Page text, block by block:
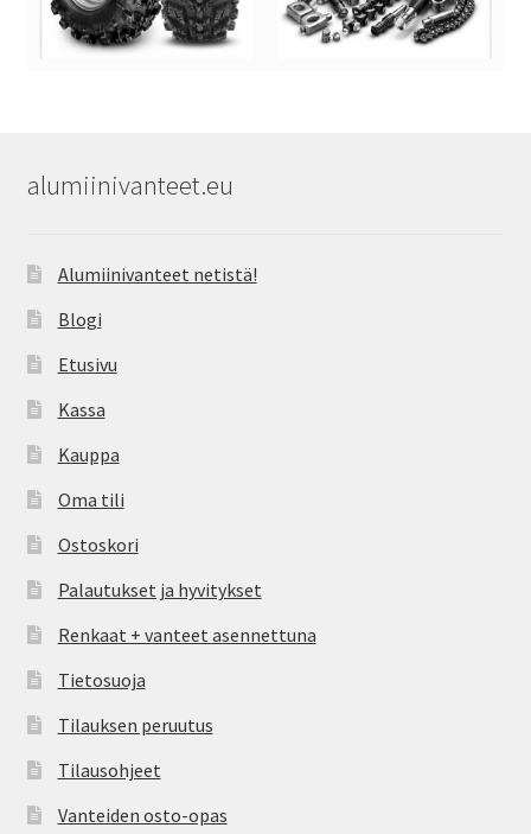
alumiinivanteet.eu
Alumiinivanteet netistä!
Blogi
Etusivu
Kassa
Kauppa
Oma tili
Ostoskori
Palautukset ja hyvitykset
Renkaat + vanteet asennettuna
Tietosuoja
Tilauksen peruutus
Tilausohjeet
Vanteiden osto-opas